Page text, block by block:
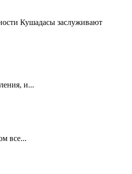
Кушадасы заслуживают
и...
все...